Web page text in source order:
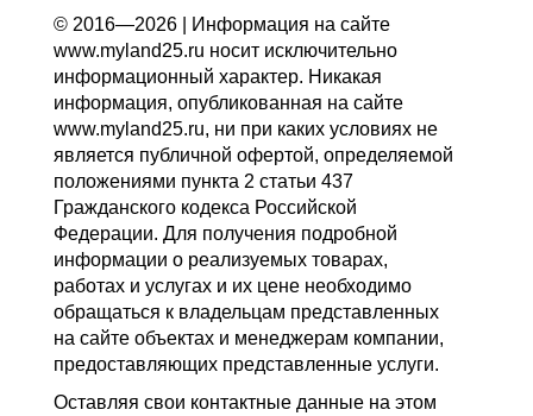
© 2016—2026 | Информация на сайте
www.myland25.ru носит исключительно
информационный характер. Никакая
информация, опубликованная на сайте
www.myland25.ru, ни при каких условиях не
является публичной офертой, определяемой
положениями пункта 2 статьи 437
Гражданского кодекса Российской
Федерации. Для получения подробной
информации о реализуемых товарах,
работах и услугах и их цене необходимо
обращаться к владельцам представленных
на сайте объектах и менеджерам компании,
предоставляющих представленные услуги.
Оставляя свои контактные данные на этом